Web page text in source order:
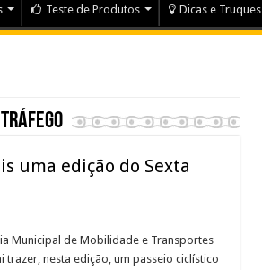
Teste de Produtos Dicas e Truques
uma edição do Sexta
Municipal de Mobilidade e Transportes
trazer, nesta edição, um passeio ciclístico